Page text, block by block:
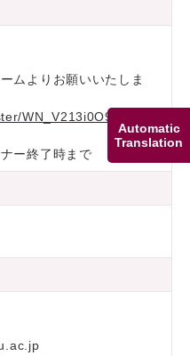
Automatic
Translation
ムよりお願いいたしま
WN_V213i0O9TcaLmB
ー終了時まで